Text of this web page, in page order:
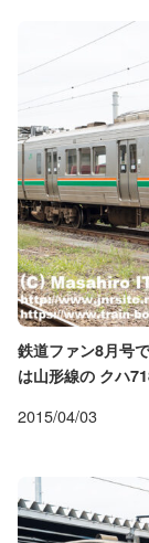
鉄道ファン8月号
は山形線の クハ
2015/04/03